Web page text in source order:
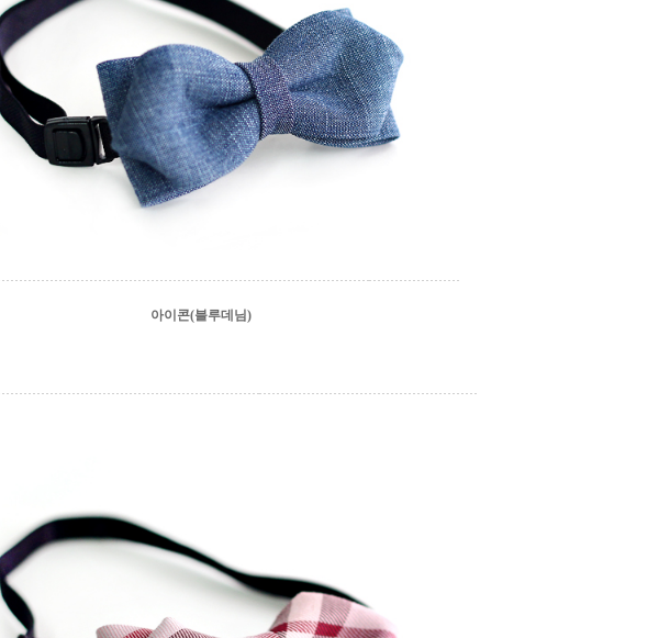
아이콘(블루데님)